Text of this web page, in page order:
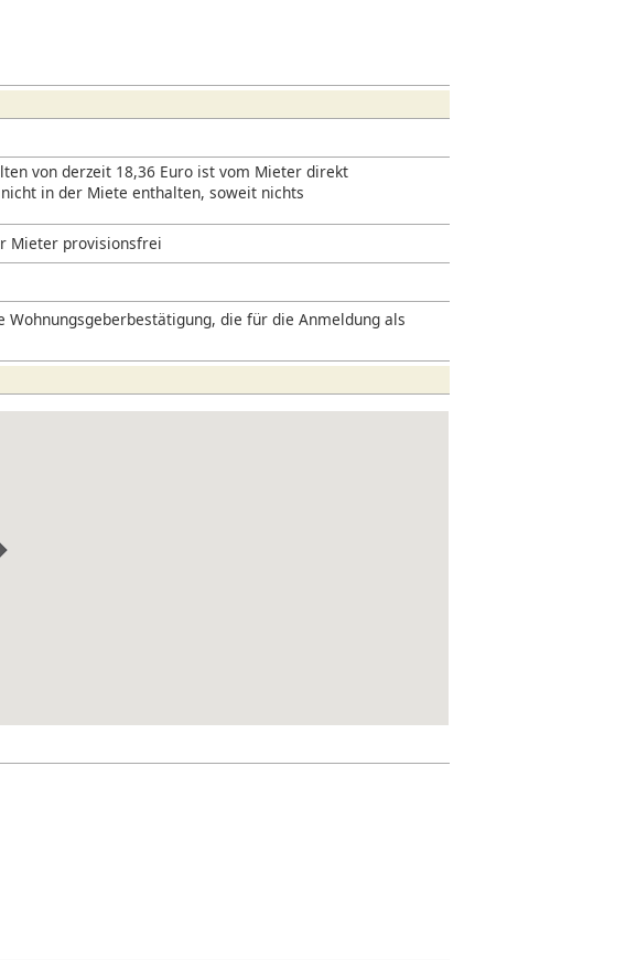
von derzeit 18,36 Euro ist vom Mieter direkt
in der Miete enthalten, soweit nichts
Mieter provisionsfrei
die für die Anmeldung als